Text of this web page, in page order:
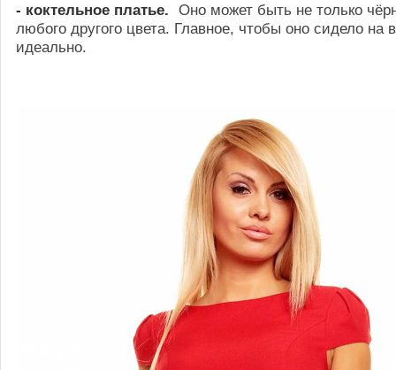
- коктельное платье. Оно может быть не только
любого другого цвета. Главное, чтобы оно сидело на
идеально.